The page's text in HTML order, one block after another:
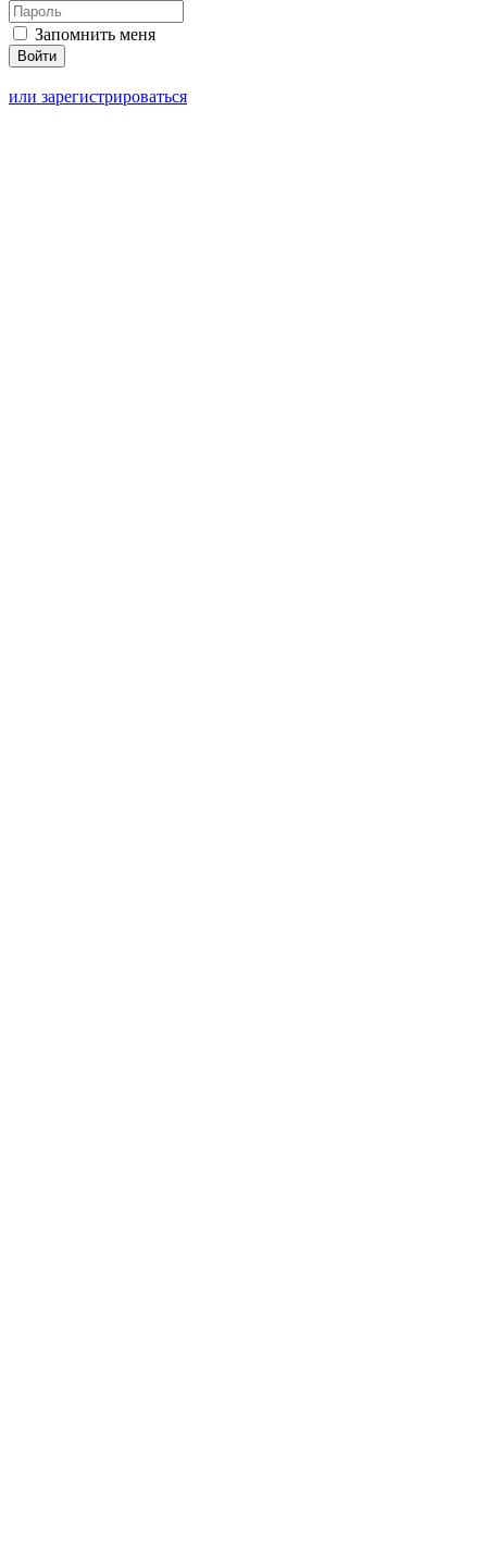
Запомнить меня
или зарегистрироваться